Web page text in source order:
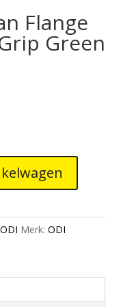
Flange
Green
ODI Merk: ODI